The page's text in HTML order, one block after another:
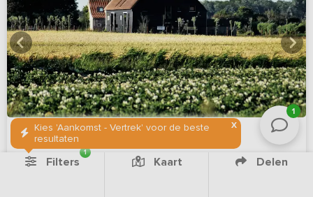
X
Kies 'Aankomst - Vertrek' voor de beste
resultaten
1
Filters
1
Kaart Delen